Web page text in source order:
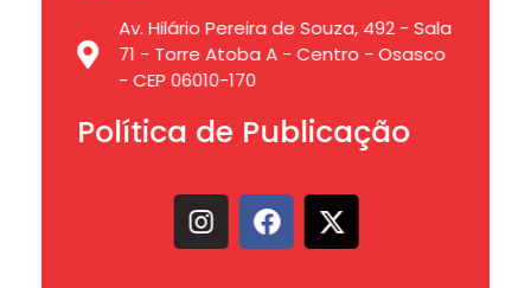
Av. Hilário Pereira de Souza, 492 - Sala
71 - Torre Atoba A - Centro - Osasco
- CEP 06010-170
Política de Publicação